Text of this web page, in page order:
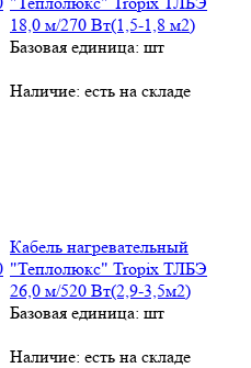
18,0 м/270 Вт(1,5-1,8 м2)
Базовая единица: шт
Наличие: есть на складе
Кабель нагревательный
"Теплолюкс" Tropix ТЛБЭ
26,0 м/520 Вт(2,9-3,5м2)
Базовая единица: шт
Наличие: есть на складе